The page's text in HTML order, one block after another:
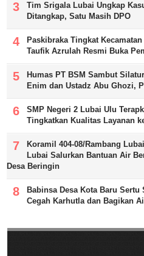
Tim Srigala Lubai Ungkap
Ditangkap, Satu Masih DPO
Paskibraka Tingkat
Taufik Azrulah Resmi Buka
Humas PT BSM Sambut
Enim dan Ustadz Abu Ghozi,
SMP Negeri 2 Lubai Ulu
Tingkatkan Kualitas Layanan
Koramil 404-08/Rambang
Lubai Salurkan Bantuan Air
Desa Beringin
Babinsa Desa Kota Baru
Cegah Karhutla dan Bagikan